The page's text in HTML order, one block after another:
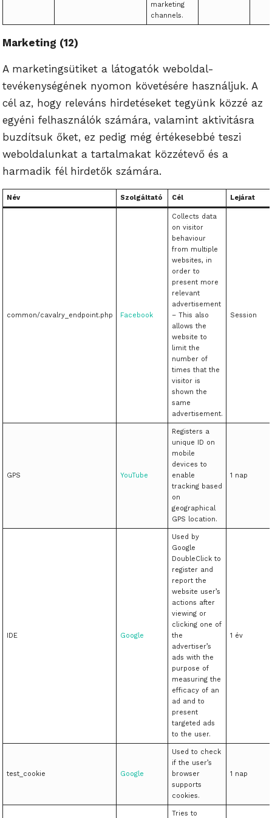
marketing
channels.
Marketing (12)
A marketingsütiket a látogatók weboldal-
tevékenységének nyomon követésére használjuk. A
cél az, hogy releváns hirdetéseket tegyünk közzé az
egyéni felhasználók számára, valamint aktivitásra
buzdítsuk őket, ez pedig még értékesebbé teszi
weboldalunkat a tartalmakat közzétevő és a
harmadik fél hirdetők számára.
Név Szolgáltató Cél Lejárat
common/cavalry_endpoint.php Facebook
Collects data
on visitor
behaviour
from multiple
websites, in
order to
present more
relevant
advertisement
– This also
allows the
website to
limit the
number of
times that the
visitor is
shown the
same
advertisement.
Session
GPS YouTube
Registers a
unique ID on
mobile
devices to
enable
tracking based
on
geographical
GPS location.
1 nap
IDE Google
Used by
Google
DoubleClick to
register and
report the
website user’s
actions after
viewing or
clicking one of
the
advertiser’s
ads with the
purpose of
measuring the
efficacy of an
ad and to
present
targeted ads
to the user.
1 év
test_cookie Google
Used to check
if the user’s
browser
supports
cookies.
1 nap
Tries to